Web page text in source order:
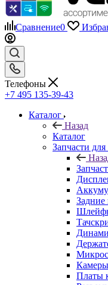
Сравнение0
Телефоны
+7 495 135-39-43
Каталог
Назад
Каталог
Запчасти
Камеры
Платы